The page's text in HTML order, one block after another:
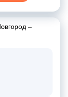
–